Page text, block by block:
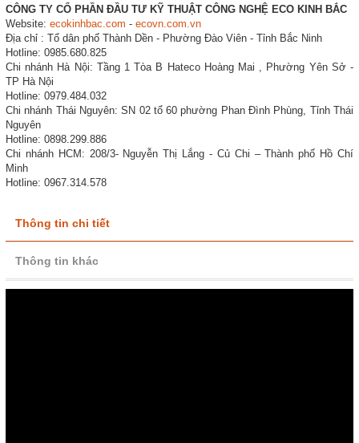
CÔNG TY CỔ PHẦN ĐẦU TƯ KỸ THUẬT CÔNG NGHỆ ECO KINH BẮC
Website: ecokinhbac.com - ecovn.com.vn
Địa chỉ : Tổ dân phố Thành Dền - Phường Đào Viên - Tỉnh Bắc Ninh
Hotline: 0985.680.825
Chi nhánh Hà Nội: Tầng 1 Tòa B Hateco Hoàng Mai , Phường Yên Sở -
TP Hà Nội
Hotline: 0979.484.032
Chi nhánh Thái Nguyên: SN 02 tổ 60 phường Phan Đình Phùng, Tỉnh Thái
Nguyên
Hotline: 0898.299.886
Chi nhánh HCM: 208/3- Nguyễn Thị Lắng - Củ Chi – Thành phố Hồ Chí
Minh
Hotline: 0967.314.578
Thông tin chi tiết
Thông tin khác